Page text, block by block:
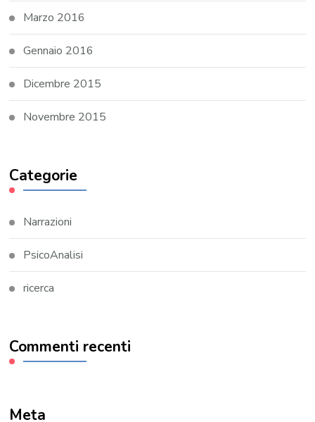
Marzo 2016
Gennaio 2016
Dicembre 2015
Novembre 2015
Categorie
Narrazioni
PsicoAnalisi
ricerca
Commenti recenti
Meta